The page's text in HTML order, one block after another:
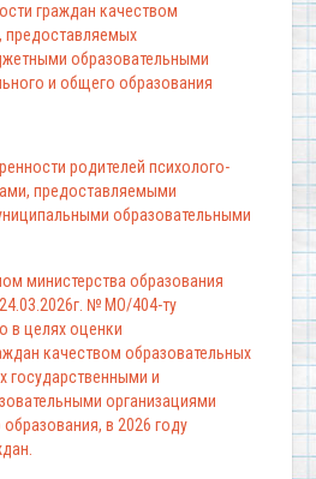
граждан качеством
предоставляемых
образовательными
и общего образования
родителей психолого-
предоставляемыми
образовательными
министерства образования
№ МО/404-ту
в целях оценки
качеством образовательных
государственными и
организациями
в 2026 году